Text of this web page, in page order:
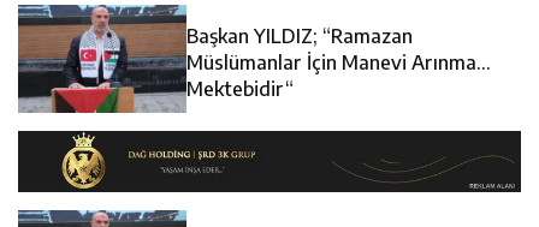
Başkan YILDIZ; “Ramazan
Müslümanlar İçin Manevi Arınma
Mektebidir“